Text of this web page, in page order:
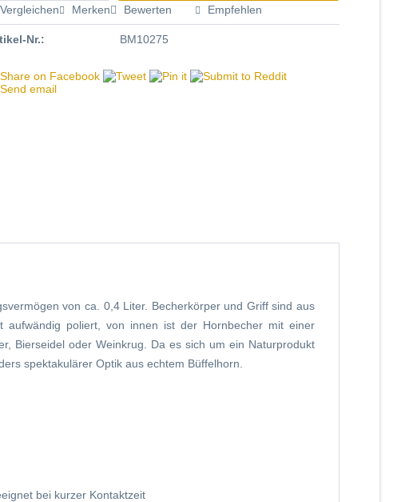
Vergleichen Merken Bewerten Empfehlen
Nr.: BM10275
von ca. 0,4 Liter. Becherkörper und Griff sind aus
poliert, von innen ist der Hornbecher mit einer
Bierseidel oder Weinkrug. Da es sich um ein Naturprodukt
spektakulärer Optik aus echtem Büffelhorn.
bei kurzer Kontaktzeit